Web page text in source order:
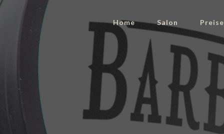
Home Salon Preise